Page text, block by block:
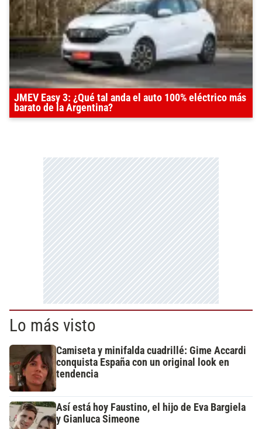
JMEV Easy 3: ¿Qué tal anda el auto 100% eléctrico más
barato de la Argentina?
Lo más visto
Camiseta y minifalda cuadrillé: Gime Accardi
conquista España con un original look en
tendencia
Así está hoy Faustino, el hijo de Eva Bargiela
y Gianluca Simeone